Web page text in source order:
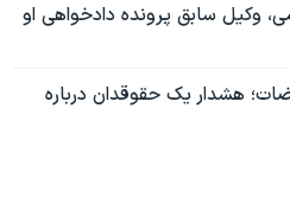
وکیل سابق پرونده دادخواهی او
اعتراضات؛ هشدار یک حقوقدان درباره